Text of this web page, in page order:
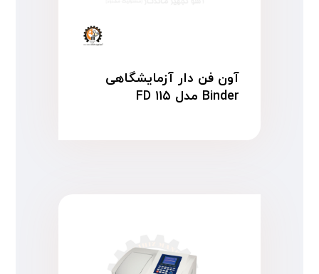
آون فن دار آزمایشگاهی
Binder مدل FD ۱۱۵